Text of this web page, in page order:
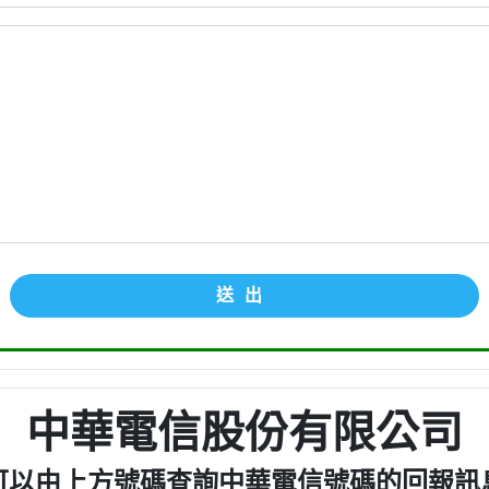
送出
中華電信股份有限公司
以由上方號碼查詢中華電信號碼的回報訊